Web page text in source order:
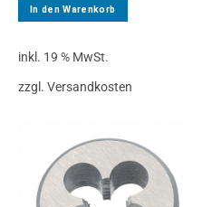
In den Warenkorb
inkl. 19 % MwSt.
zzgl. Versandkosten